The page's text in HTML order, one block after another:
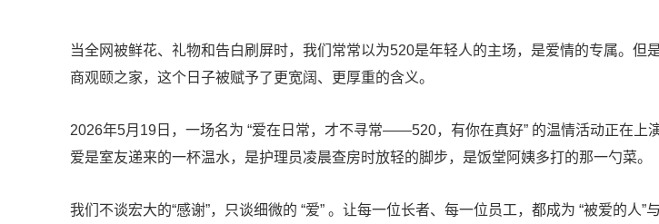
当全网被鲜花、礼物和告白刷屏时，我们常常以为520是年轻人的主场，是爱情的专属。但
商观颐之家，这个日子被赋予了更宽阔、更厚重的含义。
2026年5月19日，一场名为 “爱在日常，才不寻常——520，有你在真好” 的温情活动正在上
爱是室友递来的一杯温水，是护理员凌晨查房时放轻的脚步，是饭堂阿姨多打的那一勺菜。
我们不谈宏大的“感谢”，只谈细微的 “爱” 。让每一位长者、每一位员工，都成为 “被爱的人”与